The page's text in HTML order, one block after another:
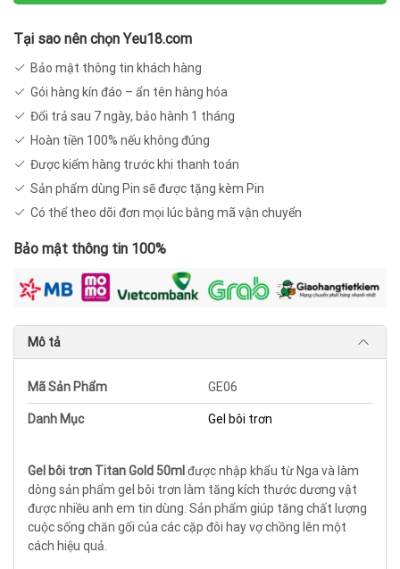
50ml
thước
dương
vật
GE06
số
lượng
Tại sao nên chọn Yeu18.com
Bảo mật thông tin khách hàng
Gói hàng kín đáo – ẩn tên hàng hóa
Đổi trả sau 7 ngày, bảo hành 1 tháng
Hoàn tiền 100% nếu không đúng
Được kiểm hàng trước khi thanh toán
Sản phẩm dùng Pin sẽ được tặng kèm Pin
Có thể theo dõi đơn mọi lúc bằng mã vận chuyển
Bảo mật thông tin 100%
Mô tả
Mã Sản Phẩm GE06
Danh Mục Gel bôi trơn
Gel bôi trơn Titan Gold 50ml được nhập khẩu từ Nga và làm
dòng sản phẩm gel bôi trơn làm tăng kích thước dương vật
được nhiều anh em tin dùng. Sản phẩm giúp tăng chất lượng
cuộc sống chăn gối của các cặp đôi hay vợ chồng lên một
cách hiệu quả.